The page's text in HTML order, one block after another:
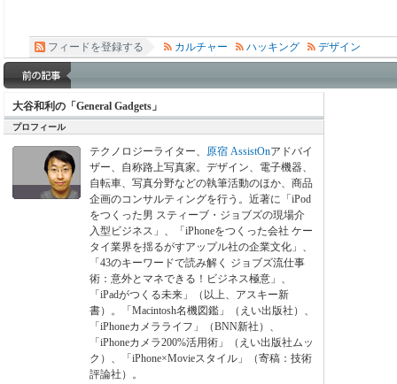
フィードを登録する カルチャー ハッキング デザイン
大谷和利の「General Gadgets」
プロフィール
テクノロジーライター、 原宿 AssistOnアドバイ
ザー、自称路上写真家。デザイン、電子機器、
自転車、写真分野などの執筆活動のほか、商品
企画のコンサルティングを行う。近著に「iPod
をつくった男 スティーブ・ジョブズの現場介
入型ビジネス」、「iPhoneをつくった会社 ケー
タイ業界を揺るがすアップル社の企業文化」、
「43のキーワードで読み解く ジョブズ流仕事
術：意外とマネできる！ビジネス極意」、
「iPadがつくる未来」（以上、アスキー新
書）。「Macintosh名機図鑑」（えい出版社）、
「iPhoneカメラライフ」（BNN新社）、
「iPhoneカメラ200%活用術」（えい出版社ムッ
ク）、「iPhone×Movieスタイル」（寄稿：技術
評論社）。